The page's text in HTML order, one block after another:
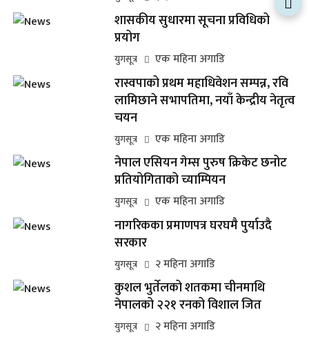
शासकीय सुधारमा सूचना प्रविधिको
प्रयोग
युगसूत्र एक महिना अगाडि
रास्वपाको प्रथम महाधिवेशन सम्पन्न, रवि
लामिछाने सभापतिमा, नयाँ केन्द्रीय नेतृत्व
चयन
युगसूत्र एक महिना अगाडि
नेपाल एसियन गेम्स पुरुष क्रिकेट छनोट
प्रतियोगिताको च्याम्पियन
युगसूत्र एक महिना अगाडि
नागरिकका प्रमाणपत्र घरघमै पुर्याउदै
सरकार
युगसूत्र २ महिना अगाडि
कुशल भुर्तेलको शतकमा चीनमाथि
नेपालको २२१ रनको विशाल जित
युगसूत्र २ महिना अगाडि